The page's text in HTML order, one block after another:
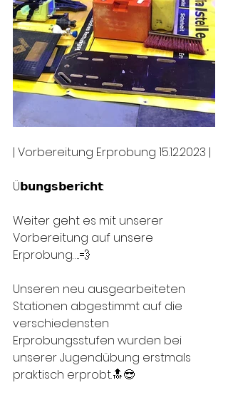
| Vorbereitung Erprobung 15.12.2023 |
Ü𝗯𝘂𝗻𝗴𝘀𝗯𝗲𝗿𝗶𝗰𝗵𝘁:
Weiter geht es mit unserer
Vorbereitung auf unsere
Erprobung…..💨
Unseren neu ausgearbeiteten
Stationen abgestimmt auf die
verschiedensten
Erprobungsstufen wurden bei
unserer Jugendübung erstmals
praktisch erprobt.🔝😎